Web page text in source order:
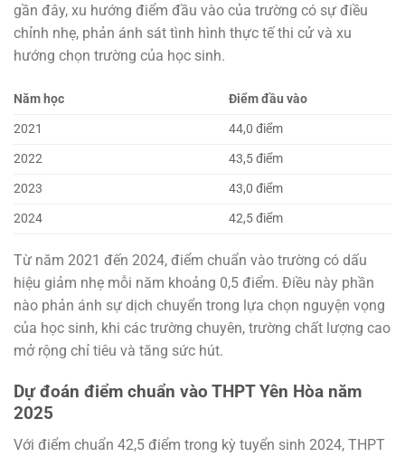
gần đây, xu hướng điểm đầu vào của trường có sự điều
chỉnh nhẹ, phản ánh sát tình hình thực tế thi cử và xu
hướng chọn trường của học sinh.
Năm học
Điểm đầu vào
2021
44,0 điểm
2022
43,5 điểm
2023
43,0 điểm
2024
42,5 điểm
Từ năm 2021 đến 2024, điểm chuẩn vào trường có dấu
hiệu giảm nhẹ mỗi năm khoảng 0,5 điểm. Điều này phần
nào phản ánh sự dịch chuyển trong lựa chọn nguyện vọng
của học sinh, khi các trường chuyên, trường chất lượng cao
mở rộng chỉ tiêu và tăng sức hút.
Dự đoán điểm chuẩn vào THPT Yên Hòa năm
2025
Với điểm chuẩn 42,5 điểm trong kỳ tuyển sinh 2024, THPT